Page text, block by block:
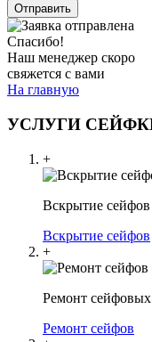
Отправить
Спасибо!
Наш менеджер скоро
свяжется с вами
На главную
УСЛУГИ
+
Вскрытие
Вскрытие сейфов
+
Ремонт
Ремонт сейфов